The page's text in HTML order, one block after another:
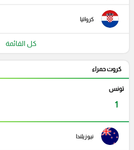
كرواتيا
كل القائمة
كروت حمراء
تونس
1
نيوزيلندا